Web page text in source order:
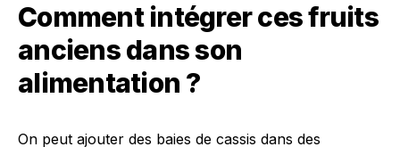
Comment intégrer ces fruits
anciens dans son
alimentation ?
On peut ajouter des baies de cassis dans des